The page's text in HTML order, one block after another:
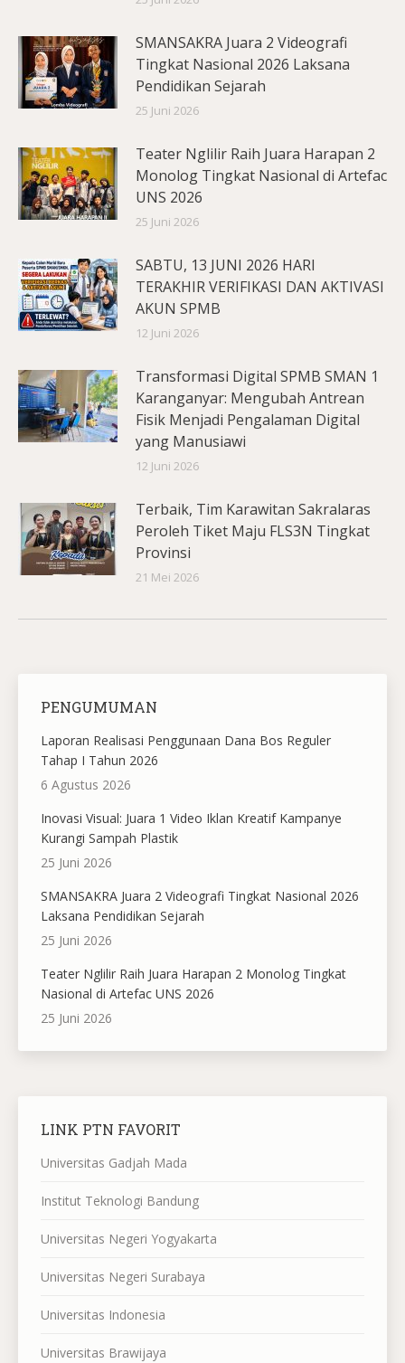
SMANSAKRA Juara 2 Videografi
Tingkat Nasional 2026 Laksana
Pendidikan Sejarah
25 Juni 2026
Teater Nglilir Raih Juara Harapan 2
Monolog Tingkat Nasional di Artefac
UNS 2026
25 Juni 2026
SABTU, 13 JUNI 2026 HARI
TERAKHIR VERIFIKASI DAN AKTIVASI
AKUN SPMB
12 Juni 2026
Transformasi Digital SPMB SMAN 1
Karanganyar: Mengubah Antrean
Fisik Menjadi Pengalaman Digital
yang Manusiawi
12 Juni 2026
Terbaik, Tim Karawitan Sakralaras
Peroleh Tiket Maju FLS3N Tingkat
Provinsi
21 Mei 2026
PENGUMUMAN
Laporan Realisasi Penggunaan Dana Bos Reguler
Tahap I Tahun 2026
6 Agustus 2026
Inovasi Visual: Juara 1 Video Iklan Kreatif Kampanye
Kurangi Sampah Plastik
25 Juni 2026
SMANSAKRA Juara 2 Videografi Tingkat Nasional 2026
Laksana Pendidikan Sejarah
25 Juni 2026
Teater Nglilir Raih Juara Harapan 2 Monolog Tingkat
Nasional di Artefac UNS 2026
25 Juni 2026
LINK PTN FAVORIT
Universitas Gadjah Mada
Institut Teknologi Bandung
Universitas Negeri Yogyakarta
Universitas Negeri Surabaya
Universitas Indonesia
Universitas Brawijaya